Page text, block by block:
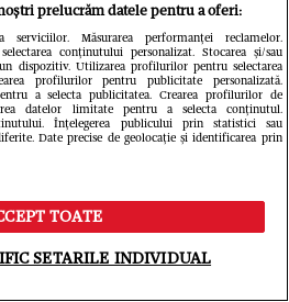
prelucrăm datele pentru a oferi:
serviciilor. Măsurarea performanței reclamelor.
conținutului personalizat. Stocarea și/sau
dispozitiv. Utilizarea profilurilor pentru selectarea
profilurilor pentru publicitate personalizată.
a selecta publicitatea. Crearea profilurilor de
datelor limitate pentru a selecta conținutul.
Înțelegerea publicului prin statistici sau
Date precise de geolocație și identificarea prin
TOATE
SETARILE INDIVIDUAL